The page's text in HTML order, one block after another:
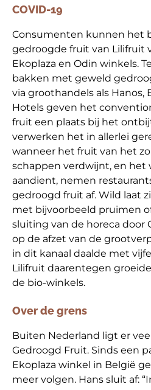
COVID-19
Consumenten kunnen het
gedroogde fruit van Lilifruit
Ekoplaza en Odin winkels.
bakken met geweld
via groothandels als Hanos,
Hotels geven het
fruit een plaats bij het
verwerken het in allerlei
wanneer het fruit van het
schappen verdwijnt, en het
aandient, nemen
gedroogd fruit af. Wild laat
met bijvoorbeeld pruimen
sluiting van de horeca door
op de afzet van de
in dit kanaal daalde met
Lilifruit daarentegen
de bio-winkels.
Over de grens
Buiten Nederland ligt er
Gedroogd Fruit. Sinds een
Ekoplaza winkel in België
meer volgen. Hans sluit af: